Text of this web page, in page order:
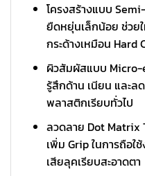
โครงสร้างแบบ
ยืดหยุ่นเล็กน้อย ช่วย
กระด้างเหมือน Hard
ผิวสัมผัสแบบ Micro-
รู้สึกด้าน เนียน และล
พลาสติกเรียบทั่วไป
ลวดลาย Dot Matrix
เพิ่ม Grip ในการถือใ
เสียลุคเรียบสะอาดตา